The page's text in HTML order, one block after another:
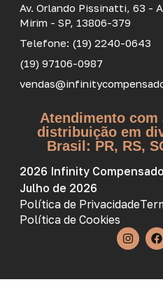
Av. Orlando Pissinatti, 63 -
Mirim - SP, 13806-379
Telefone: (19) 2240-0643
(19) 97106-0987
Atendimento
distribuição em
Brasil: PR, RS,
2026 Infinity
Julho de 2026
Política de Privacidade
Política de Cookies